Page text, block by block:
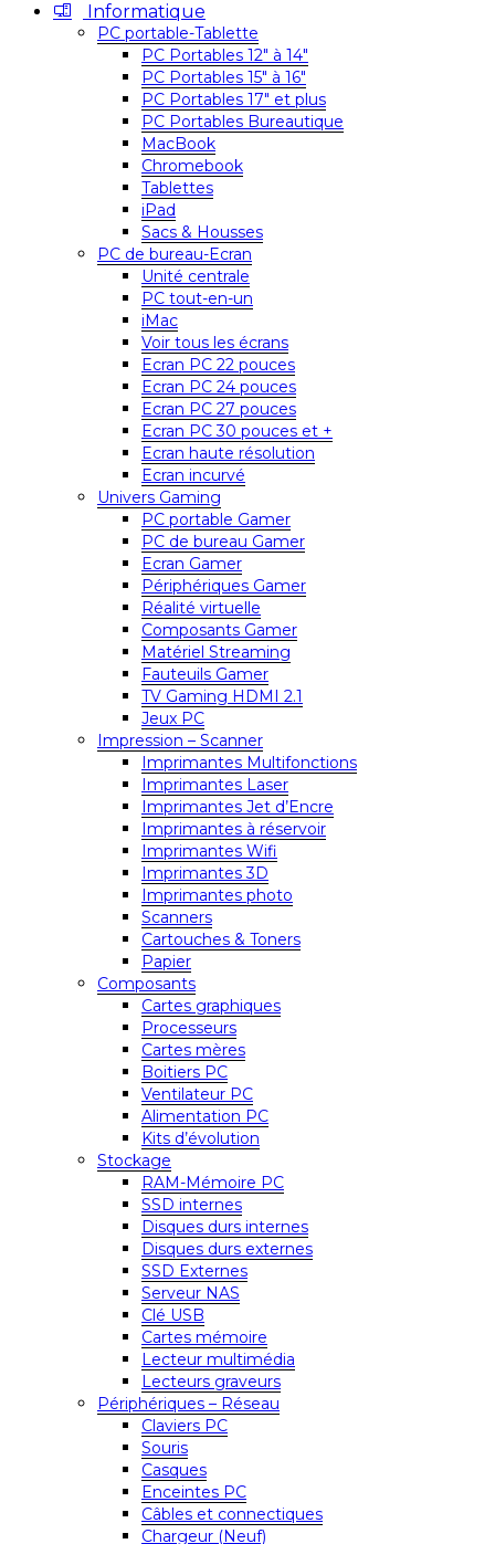
Informatique
PC portable-Tablette
PC Portables 12″ à 14″
PC Portables 15″ à 16″
PC Portables 17″ et plus
PC Portables Bureautique
MacBook
Chromebook
Tablettes
iPad
Sacs & Housses
PC de bureau-Ecran
Unité centrale
PC tout-en-un
iMac
Voir tous les écrans
Ecran PC 22 pouces
Ecran PC 24 pouces
Ecran PC 27 pouces
Ecran PC 30 pouces et +
Ecran haute résolution
Ecran incurvé
Univers Gaming
PC portable Gamer
PC de bureau Gamer
Ecran Gamer
Périphériques Gamer
Réalité virtuelle
Composants Gamer
Matériel Streaming
Fauteuils Gamer
TV Gaming HDMI 2.1
Jeux PC
Impression – Scanner
Imprimantes Multifonctions
Imprimantes Laser
Imprimantes Jet d’Encre
Imprimantes à réservoir
Imprimantes Wifi
Imprimantes 3D
Imprimantes photo
Scanners
Cartouches & Toners
Papier
Composants
Cartes graphiques
Processeurs
Cartes mères
Boitiers PC
Ventilateur PC
Alimentation PC
Kits d’évolution
Stockage
RAM-Mémoire PC
SSD internes
Disques durs internes
Disques durs externes
SSD Externes
Serveur NAS
Clé USB
Cartes mémoire
Lecteur multimédia
Lecteurs graveurs
Périphériques – Réseau
Claviers PC
Souris
Casques
Enceintes PC
Câbles et connectiques
Chargeur (Neuf)